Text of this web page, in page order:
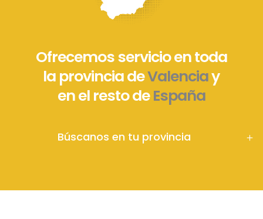
Ofrecemos servicio en toda
la provincia deValenciay
en el resto deEspaña
Búscanos en tu provincia